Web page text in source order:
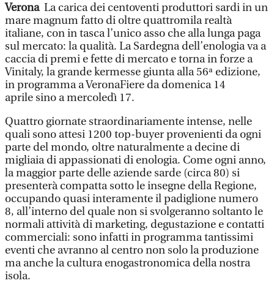
VeronaLa carica dei centoventi produttori sardi in un
mare magnum fatto di oltre quattromila realtà
italiane, con in tasca l’unico asso che alla lunga paga
sul mercato: la qualità. La Sardegna dell’enologia va a
caccia di premi e fette di mercato e torna in forze a
Vinitaly, la grande kermesse giunta alla 56ª edizione,
in programma a VeronaFiere da domenica 14
aprile sino a mercoledì 17.
Quattro giornate straordinariamente intense, nelle
quali sono attesi 1200 top-buyer provenienti da ogni
parte del mondo, oltre naturalmente a decine di
migliaia di appassionati di enologia. Come ogni anno,
la maggior parte delle aziende sarde (circa 80) si
presenterà compatta sotto le insegne della Regione,
occupando quasi interamente il padiglione numero
8, all’interno del quale non si svolgeranno soltanto le
normali attività di marketing, degustazione e contatti
commerciali: sono infatti in programma tantissimi
eventi che avranno al centro non solo la produzione
ma anche la cultura enogastronomica della nostra
isola.